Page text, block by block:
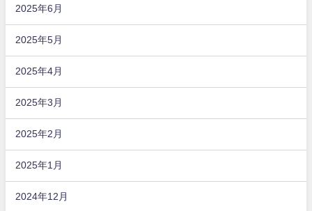
2025年6月
2025年5月
2025年4月
2025年3月
2025年2月
2025年1月
2024年12月